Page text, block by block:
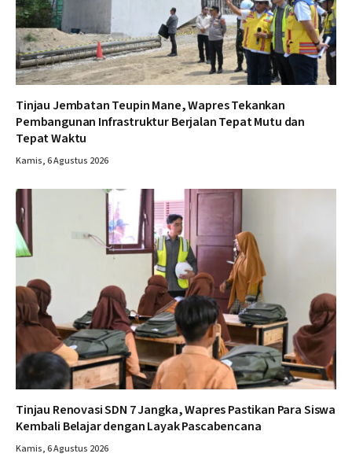
Tinjau Jembatan Teupin Mane, Wapres Tekankan
Pembangunan Infrastruktur Berjalan Tepat Mutu dan
Tepat Waktu
Kamis, 6 Agustus 2026
Tinjau Renovasi SDN 7 Jangka, Wapres Pastikan Para Siswa
Kembali Belajar dengan Layak Pascabencana
Kamis, 6 Agustus 2026